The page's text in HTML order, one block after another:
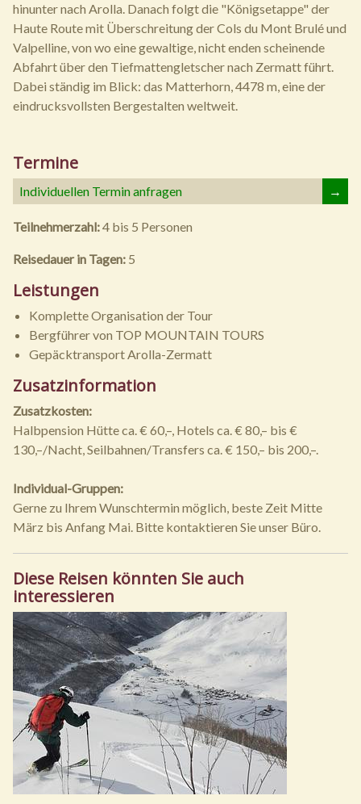
hinunter nach Arolla. Danach folgt die "Königsetappe" der
Haute Route mit Überschreitung der Cols du Mont Brulé und
Valpelline, von wo eine gewaltige, nicht enden scheinende
Abfahrt über den Tiefmattengletscher nach Zermatt führt.
Dabei ständig im Blick: das Matterhorn, 4478 m, eine der
eindrucksvollsten Bergestalten weltweit.
Termine
Individuellen Termin anfragen →
Teilnehmerzahl:4 bis 5 Personen
Reisedauer in Tagen: 5
Leistungen
Komplette Organisation der Tour
Bergführer von TOP MOUNTAIN TOURS
Gepäcktransport Arolla-Zermatt
Zusatzinformation
Zusatzkosten:
Halbpension Hütte ca. € 60,–, Hotels ca. € 80,– bis €
130,–/Nacht, Seilbahnen/Transfers ca. € 150,– bis 200,–.
Individual-Gruppen:
Gerne zu Ihrem Wunschtermin möglich, beste Zeit Mitte
März bis Anfang Mai. Bitte kontaktieren Sie unser Büro.
Diese Reisen könnten Sie auch
interessieren